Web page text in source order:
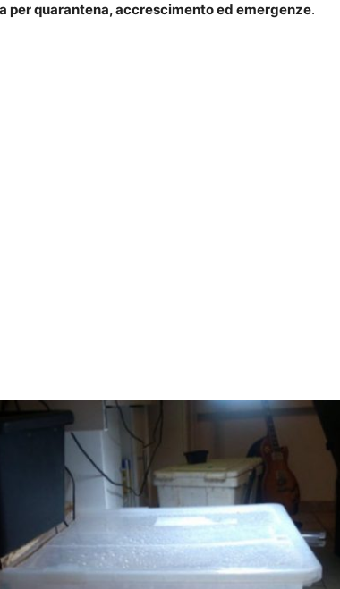
per quarantena, accrescimento ed emergenze.